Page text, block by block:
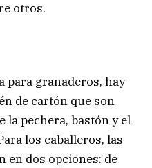
otros.
para granaderos, hay
de cartón que son
la pechera, bastón y el
los caballeros, las
en dos opciones: de